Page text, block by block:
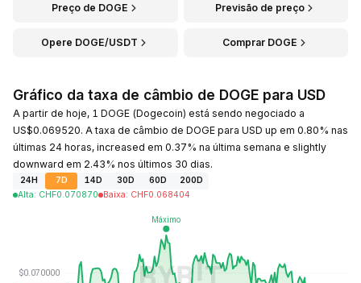
Preço de DOGE Previsão de preço
Opere DOGE/USDT Comprar DOGE
Gráfico da taxa de câmbio de DOGE para USD
A partir de hoje, 1 DOGE (Dogecoin) está sendo negociado a
US$0.069520. A taxa de câmbio de DOGE para USD up em 0.80% nas
últimas 24 horas, increased em 0.37% na última semana e slightly
downward em 2.43% nos últimos 30 dias.
24H 7D 14D 30D 60D
200D
Alta: CHF0.070870 Baixa: CHF0.068404